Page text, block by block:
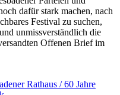
dafür stark machen, nach
Festival zu suchen,
unmissverständlich die
Offenen Brief im
Rathaus / 60 Jahre